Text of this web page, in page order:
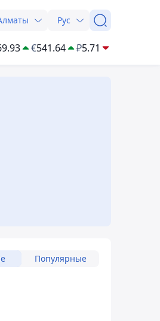
Рус
€541.64 ₽5.71
Популярные